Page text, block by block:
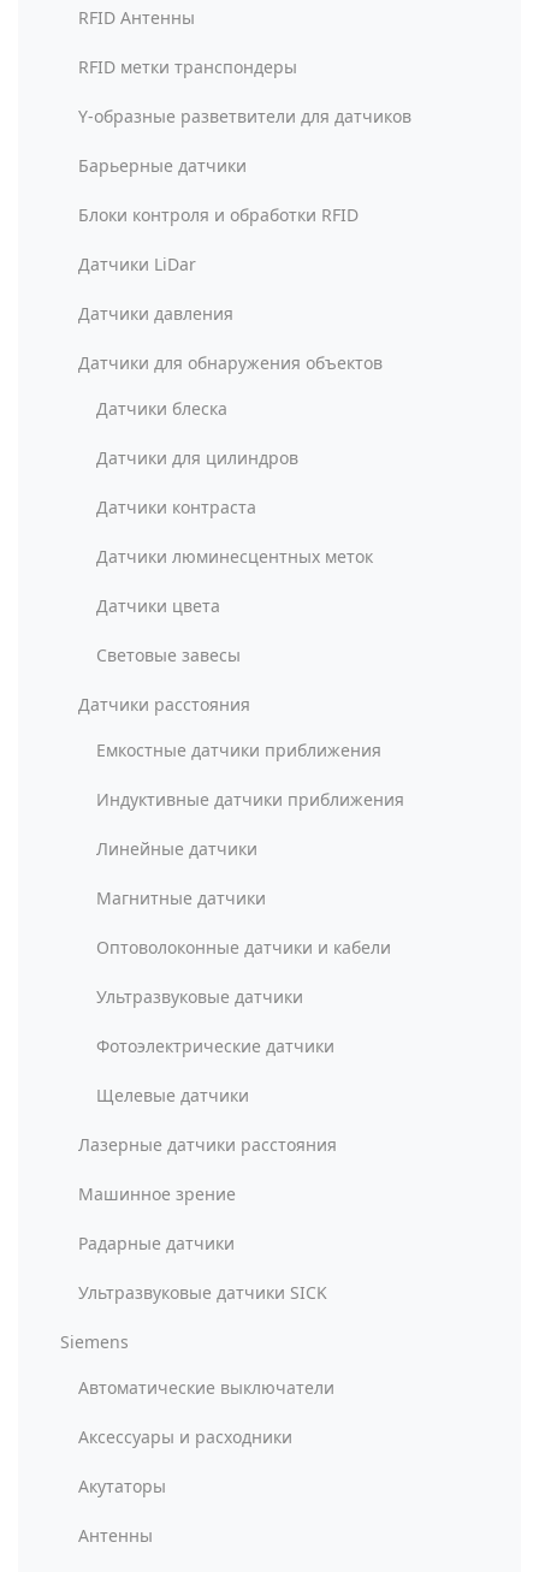
RFID Антенны
RFID метки транспондеры
Y-образные разветвители для датчиков
Барьерные датчики
Блоки контроля и обработки RFID
Датчики LiDar
Датчики давления
Датчики для обнаружения объектов
Датчики блеска
Датчики для цилиндров
Датчики контраста
Датчики люминесцентных меток
Датчики цвета
Световые завесы
Датчики расстояния
Емкостные датчики приближения
Индуктивные датчики приближения
Линейные датчики
Магнитные датчики
Оптоволоконные датчики и кабели
Ультразвуковые датчики
Фотоэлектрические датчики
Щелевые датчики
Лазерные датчики расстояния
Машинное зрение
Радарные датчики
Ультразвуковые датчики SICK
Siemens
Автоматические выключатели
Аксессуары и расходники
Акутаторы
Антенны